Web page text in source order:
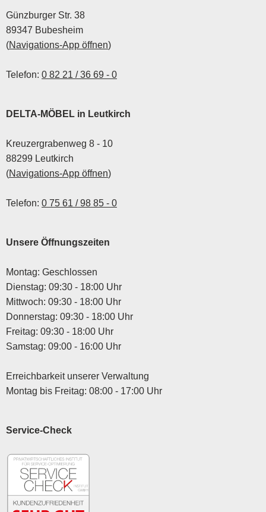
Günzburger Str. 38
89347 Bubesheim
(Navigations-App öffnen)
Telefon: 0 82 21 / 36 69 - 0
DELTA-MÖBEL in Leutkirch
Kreuzergrabenweg 8 - 10
88299 Leutkirch
(Navigations-App öffnen)
Telefon: 0 75 61 / 98 85 - 0
Unsere Öffnungszeiten
Montag: Geschlossen
Dienstag: 09:30 - 18:00 Uhr
Mittwoch: 09:30 - 18:00 Uhr
Donnerstag: 09:30 - 18:00 Uhr
Freitag: 09:30 - 18:00 Uhr
Samstag: 09:00 - 16:00 Uhr
Erreichbarkeit unserer Verwaltung
Montag bis Freitag: 08:00 - 17:00 Uhr
Service-Check